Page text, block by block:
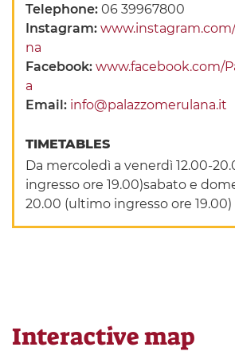
Telephone:06 39967800
Instagram:
na
Facebook:www.facebook.com/
a
Email: info@palazzomerulana.it
TIMETABLES
Da mercoledì a venerdì 12.00-
ingresso ore 19.00)sabato e
20.00 (ultimo ingresso ore 19.00)
Interactive map